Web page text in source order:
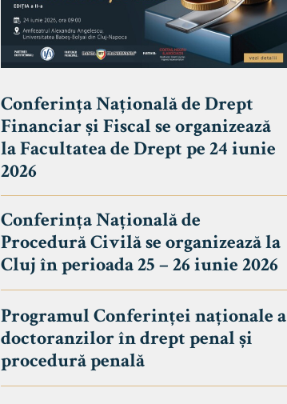
Conferința Națională de Drept
Financiar și Fiscal se organizează
la Facultatea de Drept pe 24 iunie
2026
Conferința Națională de
Procedură Civilă se organizează la
Cluj în perioada 25 – 26 iunie 2026
Programul Conferinței naționale a
doctoranzilor în drept penal și
procedură penală